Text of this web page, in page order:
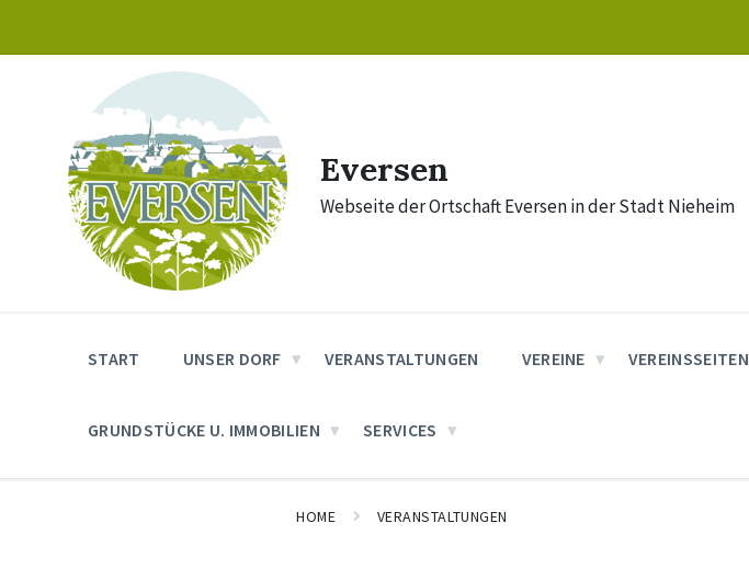
content
main
footer
Eversen
Webseite der Ortschaft Eversen in der Stadt Nieheim
START UNSER DORF VERANSTALTUNGEN VEREINE VEREINSSEITEN
GRUNDSTÜCKE U. IMMOBILIEN SERVICES
HOME VERANSTALTUNGEN